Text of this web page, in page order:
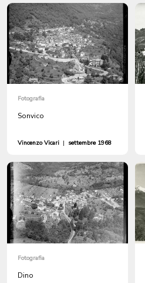
Fotografia
Sonvico
Vincenzo Vicari | settembre 1968
Fotografia
Dino